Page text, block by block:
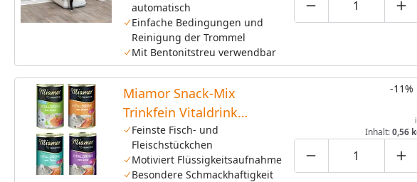
automatisch
Einfache Bedingungen und
Reinigung der Trommel
Mit Bentonitstreu verwendbar
Produktmenge um
Miamor Snack-Mix
Trinkfein Vitaldrink
4x135ml Dose
Katzensnack
Feinste Fisch- und
Fleischstückchen
Motiviert Flüssigkeitsaufnahme
Besondere Schmackhaftigkeit
Produktmenge um
-11%
Inhalt:0,56